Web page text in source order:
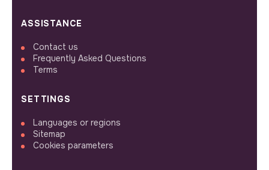
ASSISTANCE
Contact us
Frequently Asked Questions
Terms
SETTINGS
Languages or regions
Sitemap
Cookies parameters